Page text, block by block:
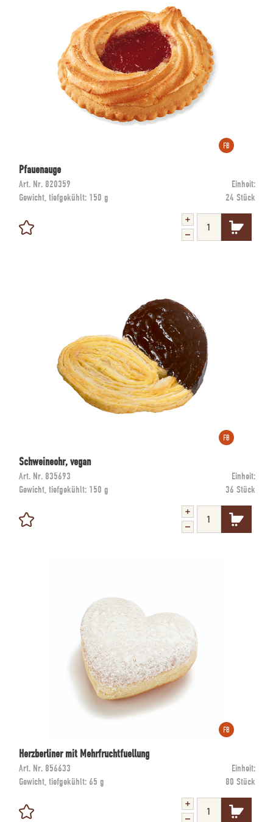
Pfauenauge
Art. Nr. 820359
Einheit:
Gewicht, tiefgekühlt: 150 g 24 Stück
Schweineohr, vegan
Art. Nr. 835693
Einheit:
Gewicht, tiefgekühlt: 150 g 36 Stück
Herzberliner mit Mehrfruchtfuellung
Art. Nr. 856633
Einheit:
Gewicht, tiefgekühlt: 65 g 80 Stück